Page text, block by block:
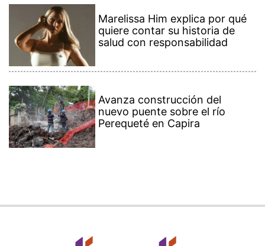
Marelissa Him explica por qué
quiere contar su historia de
salud con responsabilidad
Avanza construcción del
nuevo puente sobre el río
Perequeté en Capira